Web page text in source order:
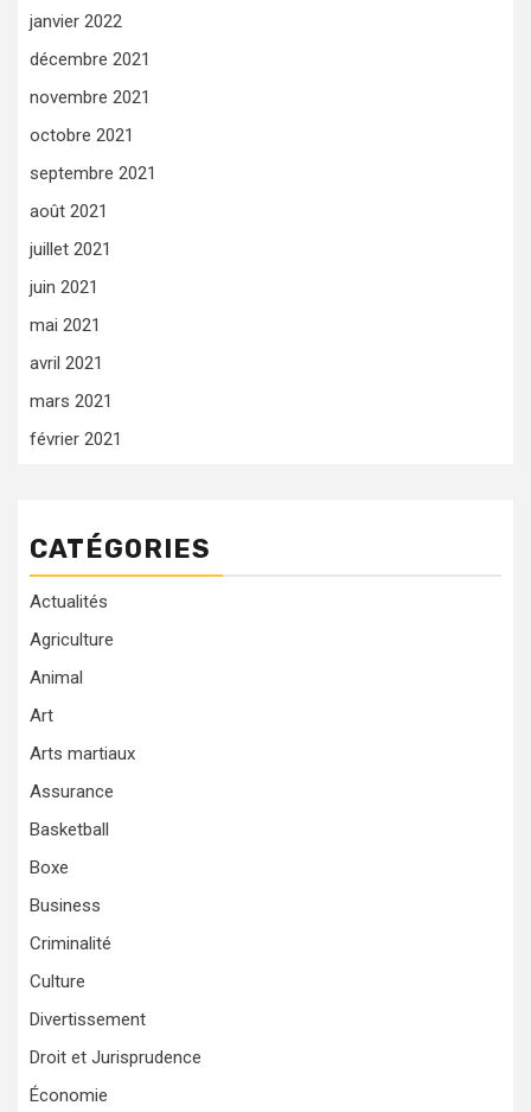
janvier 2022
décembre 2021
novembre 2021
octobre 2021
septembre 2021
août 2021
juillet 2021
juin 2021
mai 2021
avril 2021
mars 2021
février 2021
CATÉGORIES
Actualités
Agriculture
Animal
Art
Arts martiaux
Assurance
Basketball
Boxe
Business
Criminalité
Culture
Divertissement
Droit et Jurisprudence
Économie